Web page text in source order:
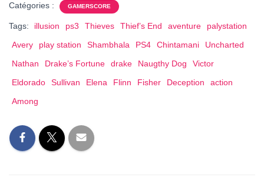
Catégories : GAMERSCORE
Tags: illusion ps3 Thieves Thief’s End aventure
palystation
Avery
play station Shambhala PS4 Chintamani
Uncharted
Nathan
Drake’s Fortune drake Naugthy Dog
Victor
Eldorado
Sullivan Elena Flinn Fisher Deception
action
Among